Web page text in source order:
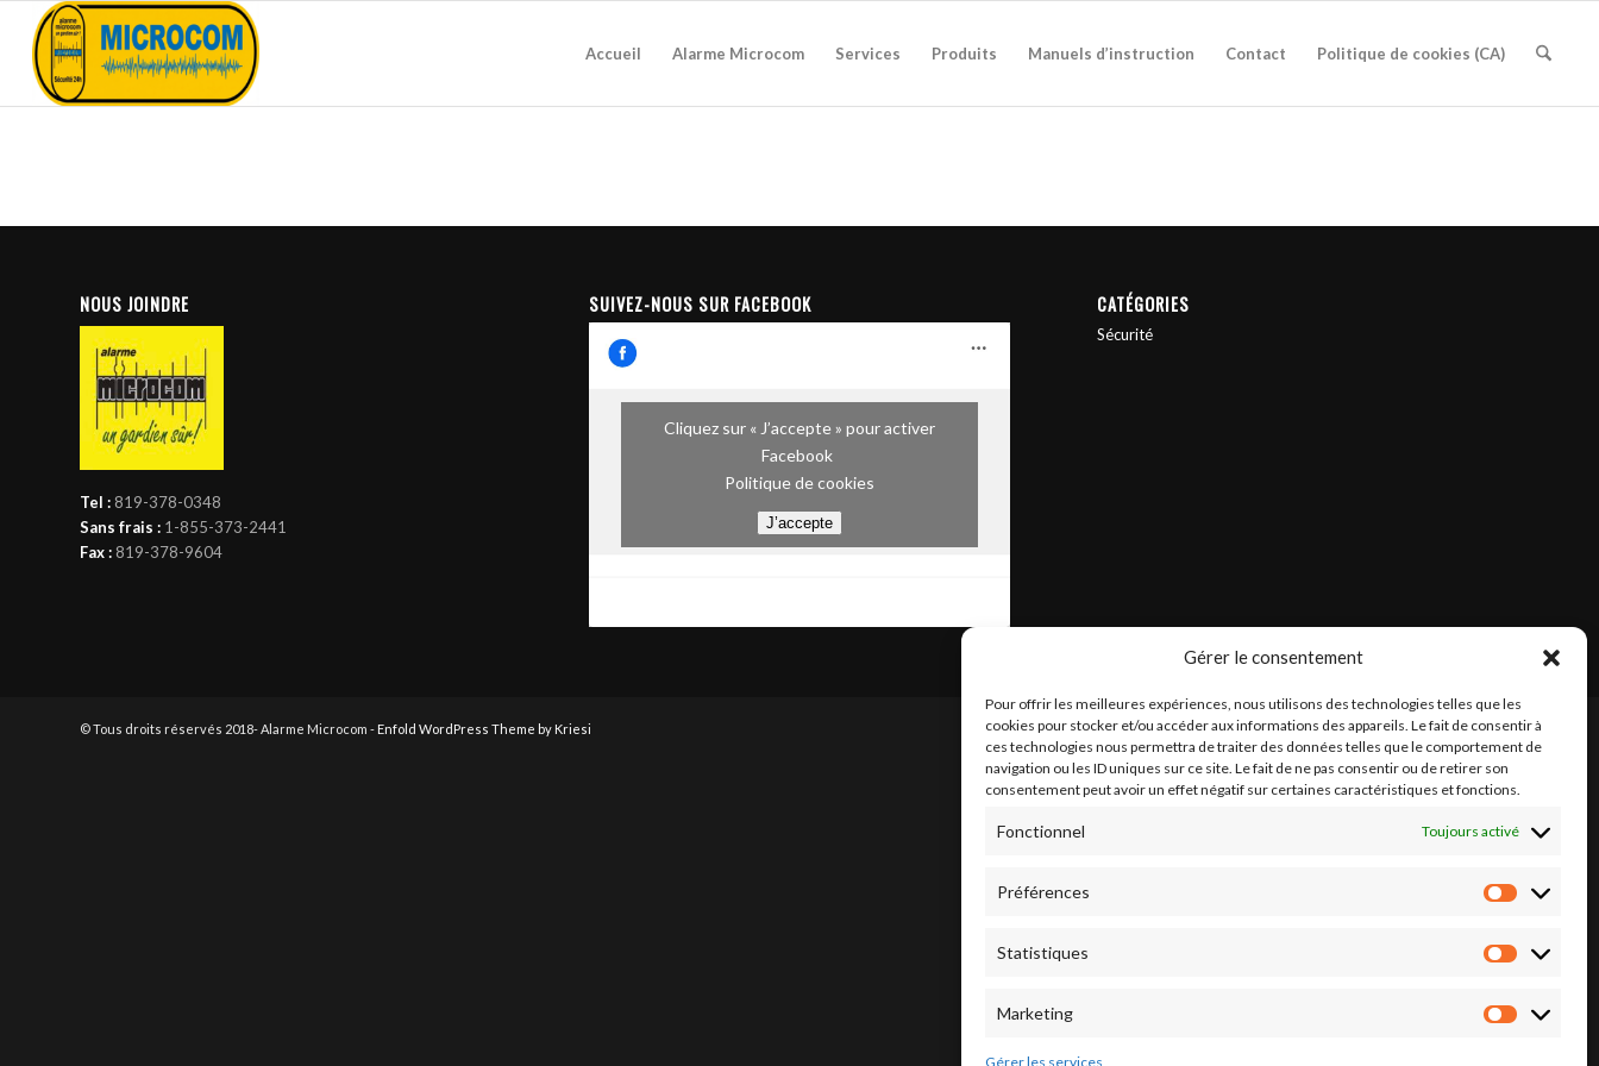
Gérer le consentement
Pour offrir les meilleures expériences, nous utilisons des technologies telles que les
cookies pour stocker et/ou accéder aux informations des appareils. Le fait de consentir à
ces technologies nous permettra de traiter des données telles que le comportement de
navigation ou les ID uniques sur ce site. Le fait de ne pas consentir ou de retirer son
consentement peut avoir un effet négatif sur certaines caractéristiques et fonctions.
Fonctionnel Toujours activé
Préférences
Préférences
Statistiques
Statistiques
Marketing
Marketing
Gérer les services
Accueil Alarme Microcom Services Produits Manuels d’instruction Contact Politique de cookies (CA)
NOUS JOINDRE
Tel : 819-378-0348
Sans frais : 1-855-373-2441
Fax : 819-378-9604
SUIVEZ-NOUS SUR FACEBOOK
Cliquez sur « J’accepte » pour activer
Facebook
Politique de cookies
J’accepte
CATÉGORIES
Sécurité
© Tous droits réservés 2018- Alarme Microcom - Enfold WordPress Theme by Kriesi